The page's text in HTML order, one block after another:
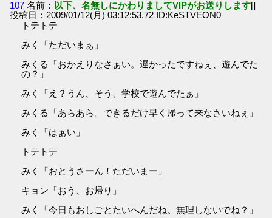
107 名前： 以下、名無しにかわりましてVIPがお送りします[]
投稿日：2009/01/12(月) 03:12:53.72 ID:KeSTVEON0
トテトテ
みく「ただいまぁ」
みくる「おかえりなさぁい。遅かったですねぇ、遊んでた
の？」
みく「え？うん、そう、学校で遊んでたぁ」
みくる「あらあら。できるだけ早く帰って来なさいねぇ」
みく「はぁい」
トテトテ
みく「おとうさーん！ただいまー」
キョン「おう、お帰り」
みく「今日もおしごとたいへんだね。無理しないでね？」